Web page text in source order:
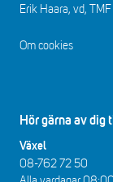
Erik Haara, vd, TMF
Om cookies
Hör gärna av dig
Växel
08-762 72 50